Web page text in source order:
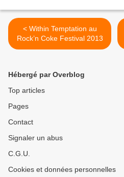
< Within Temptation au
Rock’n Coke Festival 2013
Hébergé par Overblog
Top articles
Pages
Contact
Signaler un abus
C.G.U.
Cookies et données personnelles